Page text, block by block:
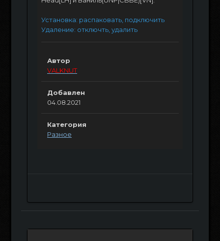
Установка: распаковать, подключить
Удаление: отключть, удалить
Автор
VALKNUT
Добавлен
04.08.2021
Категория
Разное